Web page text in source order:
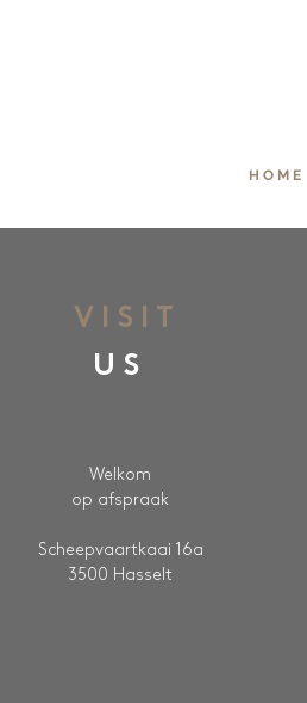
H O M E
VISIT
US
Welkom
op afspraak
Scheepvaartkaai 16a
3500 Hasselt